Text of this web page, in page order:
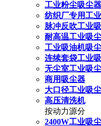
工业粉尘吸尘器
纺织厂专用工
脉冲反吹工业
耐高温工业吸
工业吸油机吸
连续套袋工业
无尘室工业吸
商用吸尘器
大口径工业吸
高压清洗机
按动力源分
2400W工业吸